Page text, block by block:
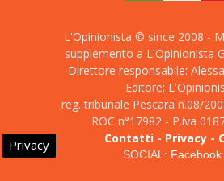
L'Opinionista © since 2008 -
supplemento a L'Opinionista
Direttore responsabile:
Editore:
reg. tribunale Pescara n.08/
ROC n°17982 - P.iva
Contatti- Privacy-
SOCIAL: Facebook
Privacy